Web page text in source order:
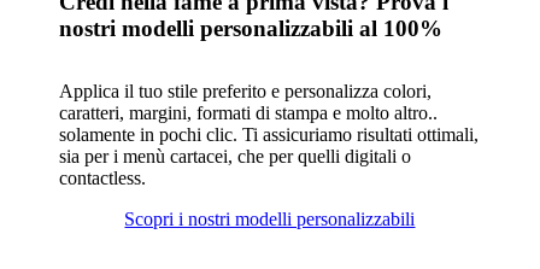
nostri modelli personalizzabili al 100%
Applica il tuo stile preferito e personalizza colori,
caratteri, margini, formati di stampa e molto altro..
solamente in pochi clic. Ti assicuriamo risultati ottimali,
sia per i menù cartacei, che per quelli digitali o
contactless.
Scopri i nostri modelli personalizzabili